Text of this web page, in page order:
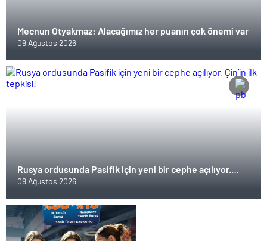
Mecnun Otyakmaz: Alacağımız her puanın çok önemi var
09 Ağustos 2026
Rusya ordusunda Pasifik için yeni bir cephe açılıyor.
Çin’in ilk tepkisi!
09 Ağustos 2026